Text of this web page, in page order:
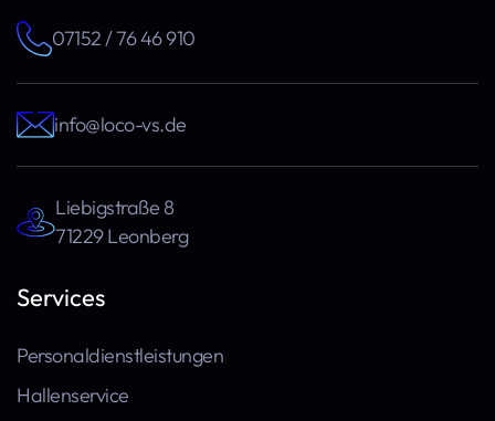
07152 / 76 46 910
info@loco-vs.de
Liebigstraße 8
71229 Leonberg
Services
Personaldienstleistungen
Hallenservice